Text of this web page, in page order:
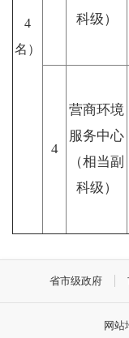
4
名）
科级）
4
营商环境
服务中心
（相当副
科级）
省市级政府
网站